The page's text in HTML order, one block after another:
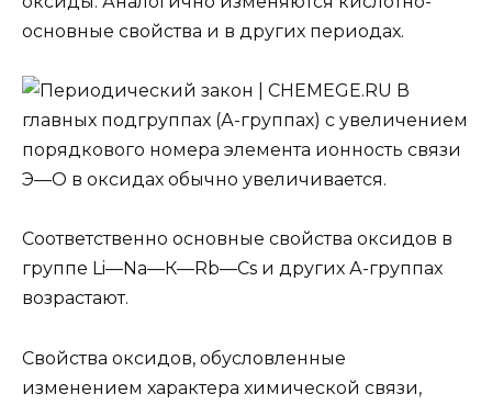
основные свойства и в других периодах.
В
главных подгруппах (А-группах) с увеличением
порядкового номера элемента ионность связи
Э—О в оксидах обычно увеличивается.
Соответственно основные свойства оксидов в
группе Li—Nа—К—Rb—Сs и других А-группах
возрастают.
Свойства оксидов, обусловленные
изменением характера химической связи,